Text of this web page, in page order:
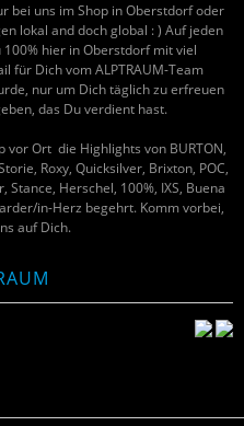
bei uns im Shop in Oberstdorf oder
lokal and doch global : ) Auf jeden
hier in Oberstdorf mit viel
für Dich vom ALPTRAUM-Team
nur um Dich täglich zu erfreuen
das Du verdient hast.
vor Ort die Highlights von BURTON,
Roxy, Quicksilver, Brixton, POC,
Stance, Herschel, 100%, IXS, Buena
in-Herz begehrt. Komm vorbei,
auf Dich.